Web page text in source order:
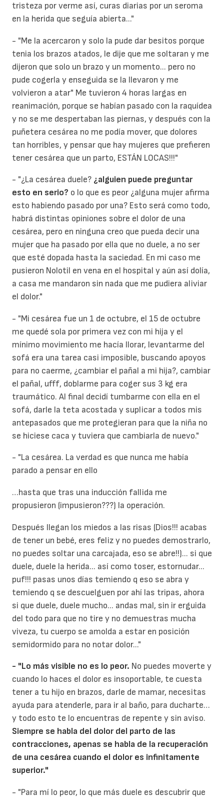
tristeza por verme así, curas diarias por un seroma
en la herida que seguía abierta..."
- "Me la acercaron y solo la pude dar besitos porque
tenia los brazos atados, le dije que me soltaran y me
dijeron que solo un brazo y un momento... pero no
pude cogerla y enseguida se la llevaron y me
volvieron a atar" Me tuvieron 4 horas largas en
reanimación, porque se habían pasado con la raquídea
y no se me despertaban las piernas, y después con la
puñetera cesárea no me podía mover, que dolores
tan horribles, y pensar que hay mujeres que prefieren
tener cesárea que un parto, ESTÁN LOCAS!!!"
- "¿La cesárea duele? ¿alguien puede preguntar
esto en serio? o lo que es peor ¿alguna mujer afirma
esto habiendo pasado por una? Esto será como todo,
habrá distintas opiniones sobre el dolor de una
cesárea, pero en ninguna creo que pueda decir una
mujer que ha pasado por ella que no duele, a no ser
que esté dopada hasta la saciedad. En mi caso me
pusieron Nolotil en vena en el hospital y aún así dolía,
a casa me mandaron sin nada que me pudiera aliviar
el dolor."
- "Mi cesárea fue un 1 de octubre, el 15 de octubre
me quedé sola por primera vez con mi hija y el
mínimo movimiento me hacía llorar, levantarme del
sofá era una tarea casi imposible, buscando apoyos
para no caerme, ¿cambiar el pañal a mi hija?, cambiar
el pañal, ufff, doblarme para coger sus 3 kg era
traumático. Al final decidí tumbarme con ella en el
sofá, darle la teta acostada y suplicar a todos mis
antepasados que me protegieran para que la niña no
se hiciese caca y tuviera que cambiarla de nuevo."
- "La cesárea. La verdad es que nunca me había
parado a pensar en ello
…hasta que tras una inducción fallida me
propusieron (impusieron???) la operación.
Después llegan los miedos a las risas (Dios!!! acabas
de tener un bebé, eres feliz y no puedes demostrarlo,
no puedes soltar una carcajada, eso se abre!!)... si que
duele, duele la herida... así como toser, estornudar...
puf!!! pasas unos días temiendo q eso se abra y
temiendo q se descuelguen por ahí las tripas, ahora
si que duele, duele mucho... andas mal, sin ir erguida
del todo para que no tire y no demuestras mucha
viveza, tu cuerpo se amolda a estar en posición
semidormido para no notar dolor..."
- "Lo más visible no es lo peor. No puedes moverte y
cuando lo haces el dolor es insoportable, te cuesta
tener a tu hijo en brazos, darle de mamar, necesitas
ayuda para atenderle, para ir al baño, para ducharte…
y todo esto te lo encuentras de repente y sin aviso.
Siempre se habla del dolor del parto de las
contracciones, apenas se habla de la recuperación
de una cesárea cuando el dolor es infinitamente
superior."
- "Para mí lo peor, lo que más duele es descubrir que